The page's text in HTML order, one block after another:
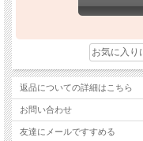
返品についての詳細はこちら
お問い合わせ
友達にメールですすめる